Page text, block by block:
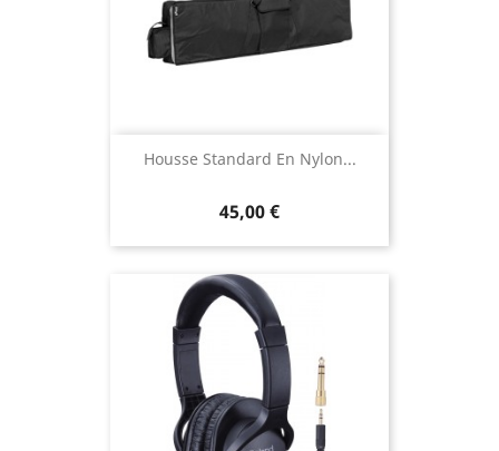
Housse Standard En Nylon...
45,00 €